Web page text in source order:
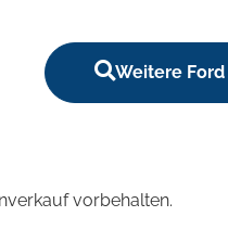
Weitere
vorbehalten.